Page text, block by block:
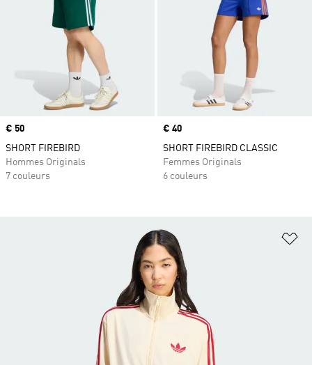
Prix
€ 50
SHORT FIREBIRD
Hommes Originals
7 couleurs
Prix
€ 40
SHORT FIREBIRD CLASSIC
Femmes Originals
6 couleurs